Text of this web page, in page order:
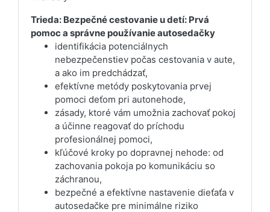
Trieda: Bezpečné cestovanie u detí: Prvá
pomoc a správne používanie autosedačky
identifikácia potenciálnych
nebezpečenstiev počas cestovania v aute,
a ako im predchádzať,
efektívne metódy poskytovania prvej
pomoci deťom pri autonehode,
zásady, ktoré vám umožnia zachovať pokoj
a účinne reagovať do príchodu
profesionálnej pomoci,
kľúčové kroky po dopravnej nehode: od
zachovania pokoja po komunikáciu so
záchranou,
bezpečné a efektívne nastavenie dieťaťa v
autosedačke pre minimálne riziko